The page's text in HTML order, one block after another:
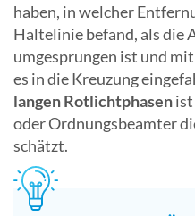
haben, in welcher
Haltelinie befand, als die
umgesprungen ist und
es in die Kreuzung
langen Rotlichtphasenist
oder Ordnungsbeamter
schätzt.